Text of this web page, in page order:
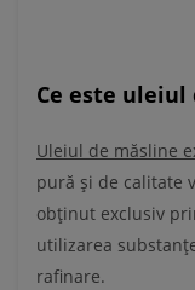
Ce este
Uleiul de măsline
pură și de calitate
obținut exclusiv
utilizarea
rafinare.